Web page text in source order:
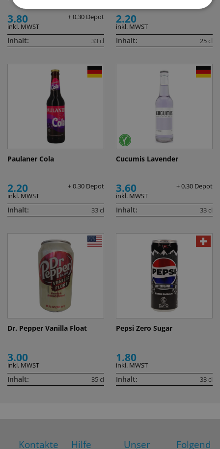
3.80
+ 0.30 Depot
inkl. MWST
Inhalt: 33 cl
2.20
inkl. MWST
Inhalt: 25 cl
Paulaner Cola
2.20
+ 0.30 Depot
inkl. MWST
Inhalt: 33 cl
Cucumis Lavender
3.60
+ 0.30 Depot
inkl. MWST
Inhalt: 33 cl
Dr. Pepper Vanilla Float
3.00
inkl. MWST
Inhalt: 35 cl
Pepsi Zero Sugar
1.80
inkl. MWST
Inhalt: 33 cl
Kontakte Hilfe Unser Folgend